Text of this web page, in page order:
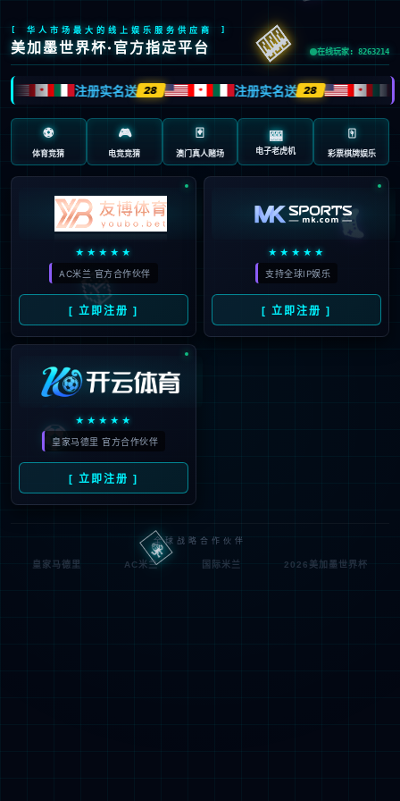
页面错误！请稍后再试～
V5.0.9 { 十年磨一剑-为API开发设计的高性能框架 }